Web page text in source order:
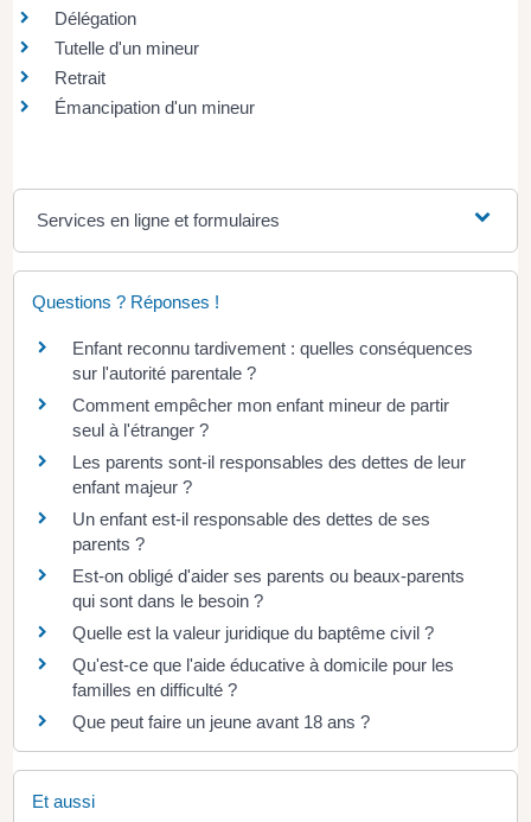
Délégation
Tutelle d'un mineur
Retrait
Émancipation d'un mineur
Services en ligne et formulaires
Questions ? Réponses !
Enfant reconnu tardivement : quelles conséquences
sur l'autorité parentale ?
Comment empêcher mon enfant mineur de partir
seul à l'étranger ?
Les parents sont-il responsables des dettes de leur
enfant majeur ?
Un enfant est-il responsable des dettes de ses
parents ?
Est-on obligé d'aider ses parents ou beaux-parents
qui sont dans le besoin ?
Quelle est la valeur juridique du baptême civil ?
Qu'est-ce que l'aide éducative à domicile pour les
familles en difficulté ?
Que peut faire un jeune avant 18 ans ?
Et aussi